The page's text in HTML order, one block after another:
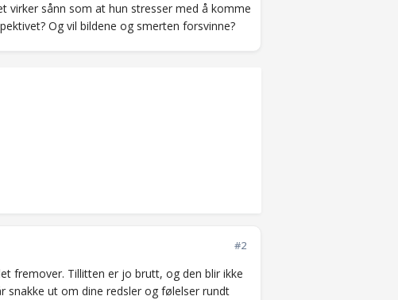
virker sånn som at hun stresser med å komme
Og vil bildene og smerten forsvinne?
#2
fremover. Tillitten er jo brutt, og den blir ikke
snakke ut om dine redsler og følelser rundt